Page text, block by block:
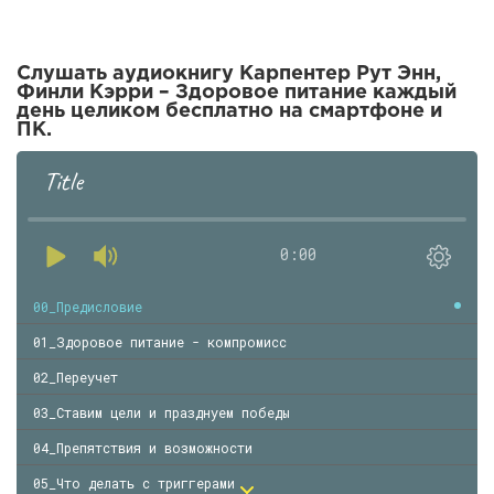
Слушать аудиокнигу Карпентер Рут Энн,
Финли Кэрри – Здоровое питание каждый
день целиком бесплатно на смартфоне и
ПК.
Title
0:00
00_Предисловие
01_Здоровое питание - компромисс
02_Переучет
03_Ставим цели и празднуем победы
04_Препятствия и возможности
05_Что делать с триггерами